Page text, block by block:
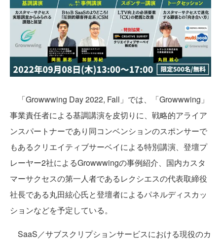
「Growwwing Day 2022, Fall」では、「Growwwing」
事業責任者による基調講演を皮切りに、戦略的アライア
ンスパートナーであり同コンベンションのスポンサーで
もあるクリエイティブサーベイによる特別講演、登壇プ
レーヤー2社によるGrowwwingの事例紹介、国内カスタ
マーサクセスの第一人者であるレクシエスの代表取締役
社長である丸田絃心氏と登壇者によるパネルディスカッ
ションなどを予定している。
SaaS／サブスクリプションサービスにおける現役のカ